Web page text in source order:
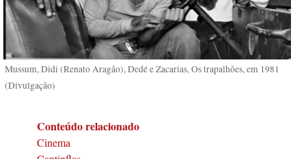
Mussum, Didi (Renato Aragão), Dedé e Zacarias, Os trapalhões, em 1981
(Divulgação)
Conteúdo relacionado
Cinema